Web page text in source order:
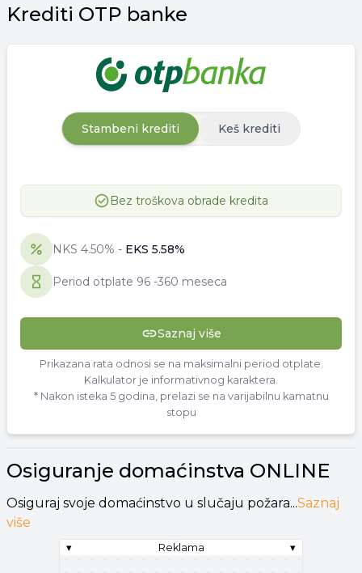
Krediti OTP banke
Stambeni krediti Keš krediti
Bez troškova obrade kredita
NKS 4.50% - EKS 5.58%
Period otplate 96 -360 meseca
Saznaj više
Prikazana rata odnosi se na maksimalni period otplate.
Kalkulator je informativnog karaktera.
* Nakon isteka 5 godina, prelazi se na varijabilnu kamatnu
stopu
Osiguranje domaćinstva ONLINE
Osiguraj svoje domaćinstvo u slučaju požara...Saznaj
više
▾ Reklama ▾
▾ Reklama ▾